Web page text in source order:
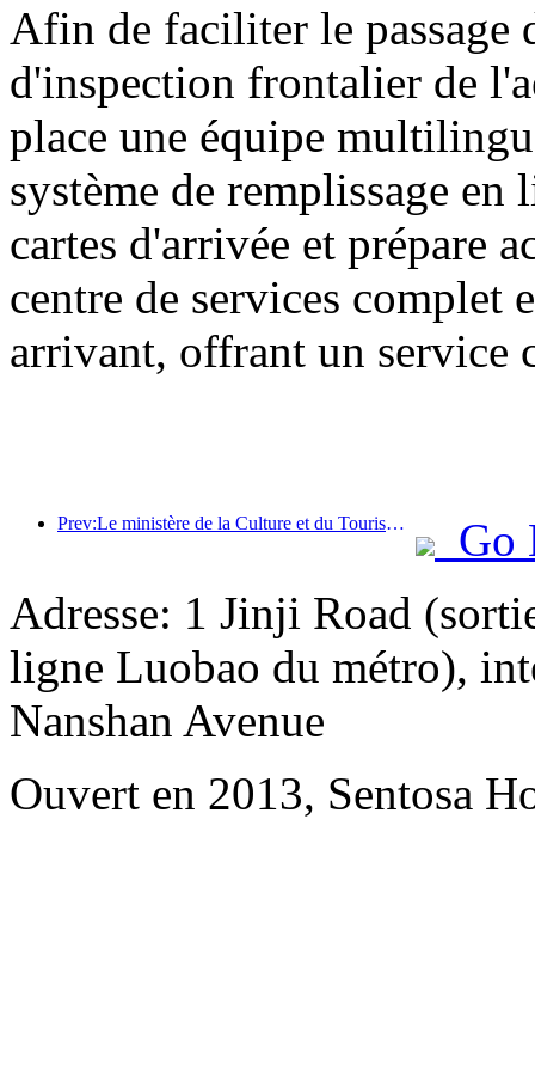
Afin de faciliter le passage
d'inspection frontalier de
place une équipe
système de remplissage
cartes d'arrivée et prépare
centre de services complet
arrivant, offrant un service
Prev:Le ministère de la Culture et du Tourisme a indiqué qu'en 2025, 16 994 sites touristiques de niveau A ont accueilli 7,51 milliards de visiteurs, générant des recettes touristiques de 554,49 milliards de yuans.
Go
Adresse: 1 Jinji Road
ligne Luobao du métro),
Nanshan Avenue
Ouvert en 2013, Sentosa